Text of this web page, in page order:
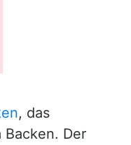
, das
Backen. Der